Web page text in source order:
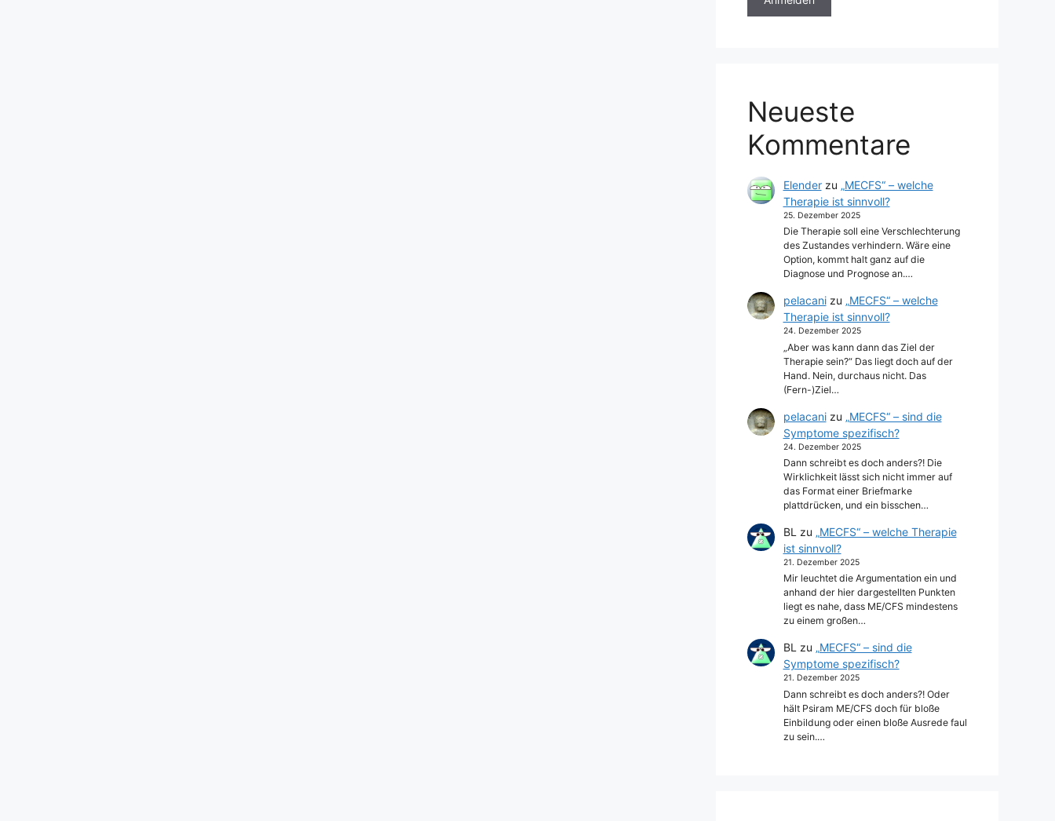
Neueste
Kommentare
Elenderzu „MECFS“ – welche
Therapie ist sinnvoll?
25. Dezember 2025
Die Therapie soll eine Verschlechterung
des Zustandes verhindern. Wäre eine
Option, kommt halt ganz auf die
Diagnose und Prognose an.…
pelacanizu „MECFS“ – welche
Therapie ist sinnvoll?
24. Dezember 2025
„Aber was kann dann das Ziel der
Therapie sein?“ Das liegt doch auf der
Hand. Nein, durchaus nicht. Das
(Fern-)Ziel…
pelacanizu „MECFS“ – sind die
Symptome spezifisch?
24. Dezember 2025
Dann schreibt es doch anders?! Die
Wirklichkeit lässt sich nicht immer auf
das Format einer Briefmarke
plattdrücken, und ein bisschen…
BL zu „MECFS“ – welche Therapie
ist sinnvoll?
21. Dezember 2025
Mir leuchtet die Argumentation ein und
anhand der hier dargestellten Punkten
liegt es nahe, dass ME/CFS mindestens
zu einem großen…
BL zu „MECFS“ – sind die
Symptome spezifisch?
21. Dezember 2025
Dann schreibt es doch anders?! Oder
hält Psiram ME/CFS doch für bloße
Einbildung oder einen bloße Ausrede faul
zu sein.…